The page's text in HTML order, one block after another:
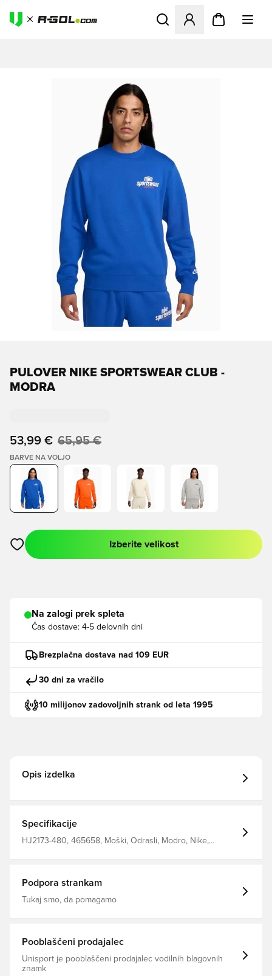
Odpre Modal za prijavo ali
PULOVER NIKE SPORTSWEAR CLUB -
MODRA
53,99 € 65,95 €
BARVE NA VOLJO
Odpre Modal za prijavo ali vpis kot član
Izberite velikost
Na zalogi prek spleta
Čas dostave: 4-5 delovnih dni
Brezplačna dostava nad 109 EUR
30 dni za vračilo
10 milijonov zadovoljnih strank od leta 1995
Opis izdelka
Specifikacije
HJ2173-480, 465658, Moški, Odrasli, Modro, Nike,
Podpora strankam
Tukaj smo, da pomagamo
Pooblaščeni prodajalec
Unisport je pooblaščeni prodajalec vodilnih blagovnih
znamk